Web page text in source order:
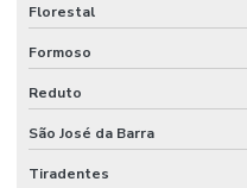
Florestal
Formoso
Reduto
São José da Barra
Tiradentes